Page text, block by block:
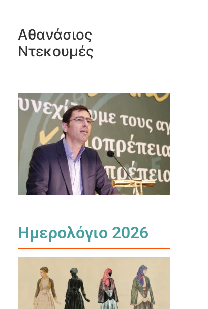
Αθανάσιος
Ντεκουμές
Ημερολόγιο 2026